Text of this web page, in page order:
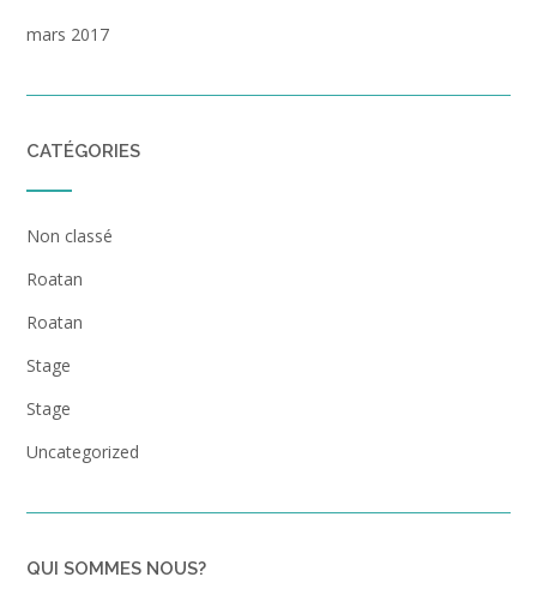
mars 2017
CATÉGORIES
Non classé
Roatan
Roatan
Stage
Stage
Uncategorized
QUI SOMMES NOUS?